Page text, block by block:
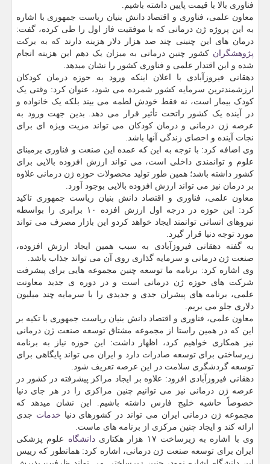
فناوری بالا با قیمت پایین داشته باشیم.
معاون علمی، فناوری و اقتصاد دانش بنیان ریاست جمهوری با اشاره
به این پروژه ژن درمانی که با موفقیت فاز اول را طی کرده، گفت:
درمان های این چنینی چند صد هزار دلار هزینه دارند که به برکت
پژوهشگران کشور چنین درمانی به میزان یک دهم این هزینه انجام
شده و این اقتدار علمی و فناوری کشور را نشان میدهد.
دهقانی فیروزآبادی با اعلان اینکه ورود به حوزه درمان کودکان
ارزشمندترین سرمایه کشور شمرده می شود، عنوان کرد: وقتی یک
کودک بیمار است، نه فقط خودش لطمه می بیند بلکه یک خانواده و
در آینده یک کشور راتحت تأثیر قرار می دهد. بدین جهت ورود به
عرصه ژن درمانی و درمان کودکان می تواند مزیت ویژه ای برای
نجات آینده و احصای زندگی آنها باشد.
وی اضافه کرد: با توجه به این که عمده این صنعت و فناوری برمبنای
علوم و توانمندی داخلی است، می تواند ارزش افزوده بالایی برای
کشور داشته باشد؛ همین طور تولید محصولات حوزه ژن درمانی علاوه
بر درمان نیز می تواند ارزش افزوده بالایی بوجود آورد.
معاون علمی، فناوری و اقتصاد دانش بنیان ریاست جمهوری تاکید
کرد: این حوزه در درجه اول ارزش افزده ۱۰ برابری را بواسطه
نیروهای انسانی توانمند ایجاد خواهد کردو این بازار مصرف می تواند
مورد توجه دنیا قرار گیرد.
به گفته دهقانی فیروزآبادی به سبب همین ایجاد ارزش افزوده،
صنعت ژن درمانی و سرمایه گذاری روی آن می تواند جذاب باشد.
وی اشاره کرد: برنامه ما توسعه چنین مجموعه هایی برای پیشرفت
شرکت های حوزه ژن درمانی است و در دوره ی جدید معاونت
علمی، برنامه های پیشران جدی و جدیدی را با سرمایه چند میلیون
دلاری جلو می بریم.
معاون علمی، فناوری و اقتصاد دانش بنیان ریاست جمهوری با تکیه بر
این که در همین راستا از مجموعه مشتاق توسعه صنعت ژن درمانی
نیز همکاری خواهیم کرد، اظهار داشت: این حوزه نیاز به برنامه
زیرساختی برای توسعه صادرات دارد و ایران می تواند پایگاهی برای
توسعه گردشگری سلامت در این عرصه تعریف شود.
دهقانی فیروزآبادی افزود: علاوه بر ایجاد مراکز پیشرفته در کشور در
عرصه ژن درمانی نیز می توانیم چنین مراکزی را در هر جای دنیا
خصوصاً حاشیه خلیج فارس داشته باشیم. این نشان میدهد که
مجموعه ژن درمانی ایران می تواند در کشورهای دنیا خدمات جدی
ارائه کند و ایجاد چنین مرکزی از برنامه های ماست.
وی با اشاره به زیرساخت ۱۷ هزار هکتاری
دانشگاه علوم پزشکی
ایران برای توسعه صنعت ژن درمانی، اشاره کرد: همانطور که رییس